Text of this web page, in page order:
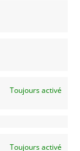
Toujours activé
Toujours activé